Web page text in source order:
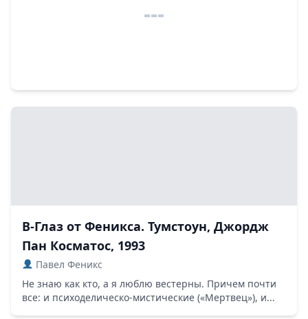
В-Глаз от Феникса. Тумстоун, Джордж
Пан Косматос, 1993
Павел Феникс
Не знаю как кто, а я люблю вестерны. Причем почти
все: и психоделическо-мистические («Мертвец»), и...